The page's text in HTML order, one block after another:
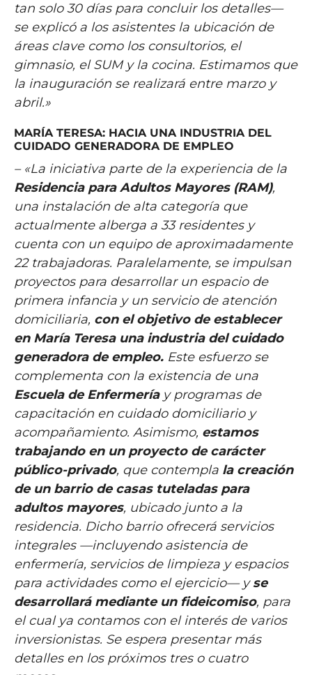
tan solo 30 días para concluir los detalles—
se explicó a los asistentes la ubicación de
áreas clave como los consultorios, el
gimnasio, el SUM y la cocina. Estimamos que
la inauguración se realizará entre marzo y
abril.»
MARÍA TERESA: HACIA UNA INDUSTRIA DEL
CUIDADO GENERADORA DE EMPLEO
– «La iniciativa parte de la experiencia de la
Residencia para Adultos Mayores (RAM),
una instalación de alta categoría que
actualmente alberga a 33 residentes y
cuenta con un equipo de aproximadamente
22 trabajadoras. Paralelamente, se impulsan
proyectos para desarrollar un espacio de
primera infancia y un servicio de atención
domiciliaria, con el objetivo de establecer
en María Teresa una industria del cuidado
generadora de empleo.Este esfuerzo se
complementa con la existencia de una
Escuela de Enfermeríay programas de
capacitación en cuidado domiciliario y
acompañamiento. Asimismo, estamos
trabajando en un proyecto de carácter
público-privado, que contempla la creación
de un barrio de casas tuteladas para
adultos mayores, ubicado junto a la
residencia. Dicho barrio ofrecerá servicios
integrales —incluyendo asistencia de
enfermería, servicios de limpieza y espacios
para actividades como el ejercicio— yse
desarrollará mediante un fideicomiso, para
el cual ya contamos con el interés de varios
inversionistas. Se espera presentar más
detalles en los próximos tres o cuatro